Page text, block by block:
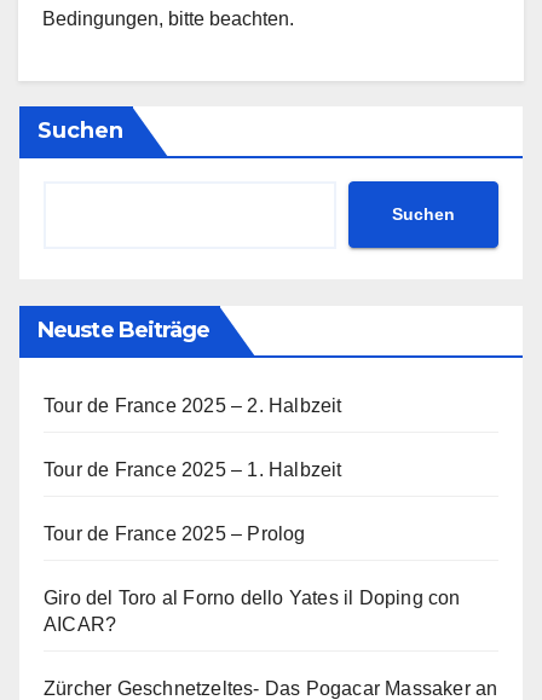
Bedingungen, bitte beachten.
Suchen
Suchen
Neuste Beiträge
Tour de France 2025 – 2. Halbzeit
Tour de France 2025 – 1. Halbzeit
Tour de France 2025 – Prolog
Giro del Toro al Forno dello Yates il Doping con
AICAR?
Zürcher Geschnetzeltes- Das Pogacar Massaker an